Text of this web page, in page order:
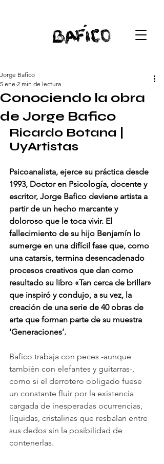
Conociendo la obra
de Jorge Bafico
Jorge Bafico
5 ene 2 min de lectura
Ricardo Botana |
UyArtistas
Psicoanalista, ejerce su práctica desde
1993, Doctor en Psicología, docente y
escritor, Jorge Bafico deviene artista a
partir de un hecho marcante y
doloroso que le toca vivir. El
fallecimiento de su hijo Benjamín lo
sumerge en una difícil fase que, como
una catarsis, termina desencadenado
procesos creativos que dan como
resultado su libro «Tan cerca de brillar»
que inspiró y condujo, a su vez, la
creación de una serie de 40 obras de
arte que forman parte de su muestra
‘Generaciones’.
Bafico trabaja con peces -aunque
también con elefantes y guitarras-,
como si el derrotero obligado fuese
un constante fluir por la existencia
cargada de inesperadas ocurrencias,
líquidas, cristalinas que resbalan entre
sus dedos sin la posibilidad de
contenerlas.